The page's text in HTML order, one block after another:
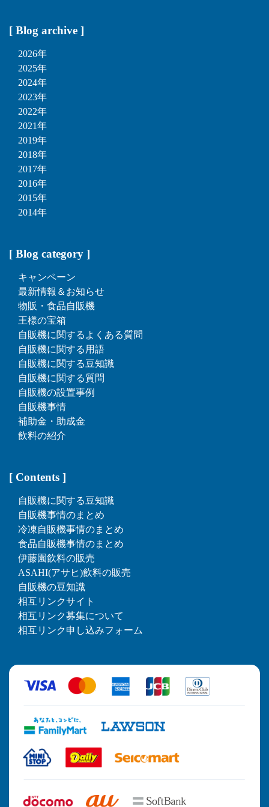
[ Blog archive ]
2026年
2025年
2024年
2023年
2022年
2021年
2019年
2018年
2017年
2016年
2015年
2014年
[ Blog category ]
キャンペーン
最新情報＆お知らせ
物販・食品自販機
王様の宝箱
自販機に関するよくある質問
自販機に関する用語
自販機に関する豆知識
自販機に関する質問
自販機の設置事例
自販機事情
補助金・助成金
飲料の紹介
[ Contents ]
自販機に関する豆知識
自販機事情のまとめ
冷凍自販機事情のまとめ
食品自販機事情のまとめ
伊藤園飲料の販売
ASAHI(アサヒ)飲料の販売
自販機の豆知識
相互リンクサイト
相互リンク募集について
相互リンク申し込みフォーム